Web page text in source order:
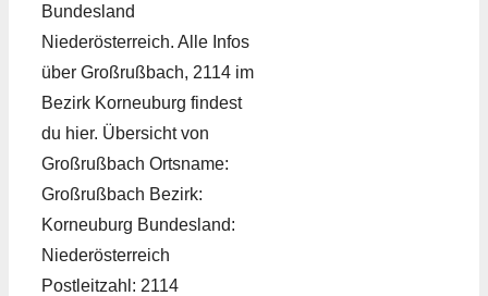
Bundesland
Niederösterreich. Alle Infos
über Großrußbach, 2114 im
Bezirk Korneuburg findest
du hier. Übersicht von
Großrußbach Ortsname:
Großrußbach Bezirk:
Korneuburg Bundesland:
Niederösterreich
Postleitzahl: 2114